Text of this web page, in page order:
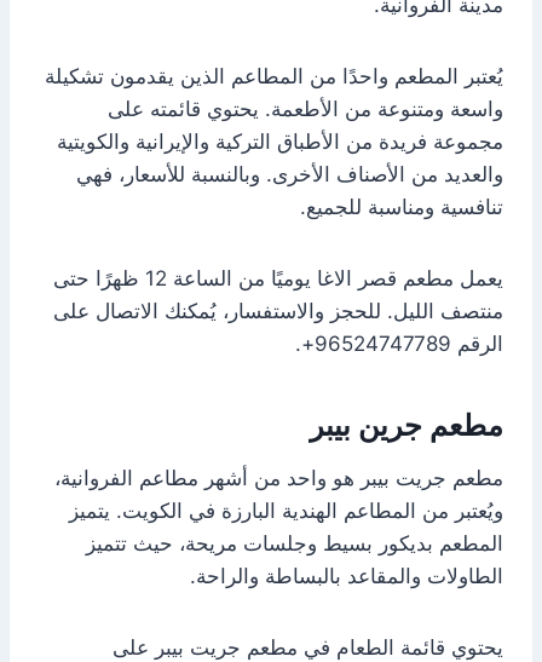
مدينة الفروانية.
يُعتبر المطعم واحدًا من المطاعم الذين يقدمون تشكيلة
واسعة ومتنوعة من الأطعمة. يحتوي قائمته على
مجموعة فريدة من الأطباق التركية والإيرانية والكويتية
والعديد من الأصناف الأخرى. وبالنسبة للأسعار، فهي
تنافسية ومناسبة للجميع.
يعمل مطعم قصر الاغا يوميًا من الساعة 12 ظهرًا حتى
منتصف الليل. للحجز والاستفسار، يُمكنك الاتصال على
الرقم 96524747789+.
مطعم جرين بيبر
مطعم جريت بيبر هو واحد من أشهر مطاعم الفروانية،
ويُعتبر من المطاعم الهندية البارزة في الكويت. يتميز
المطعم بديكور بسيط وجلسات مريحة، حيث تتميز
الطاولات والمقاعد بالبساطة والراحة.
يحتوي قائمة الطعام في مطعم جريت بيبر على